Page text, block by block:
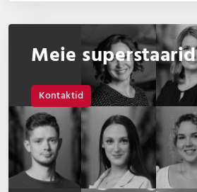
Meie superstaarid
Kontaktid